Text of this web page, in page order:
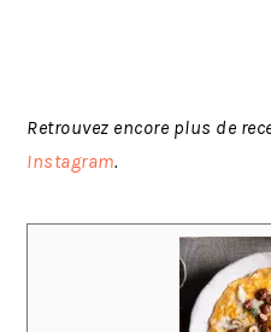
Retrouvez encore plus de
Instagram.